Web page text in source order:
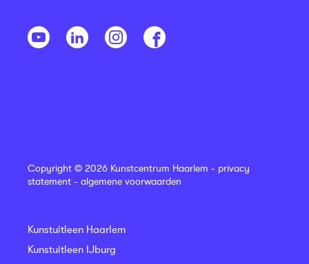
Copyright © 2026 Kunstcentrum Haarlem - privacy
statement - algemene voorwaarden
Kunstuitleen Haarlem
Kunstuitleen IJburg